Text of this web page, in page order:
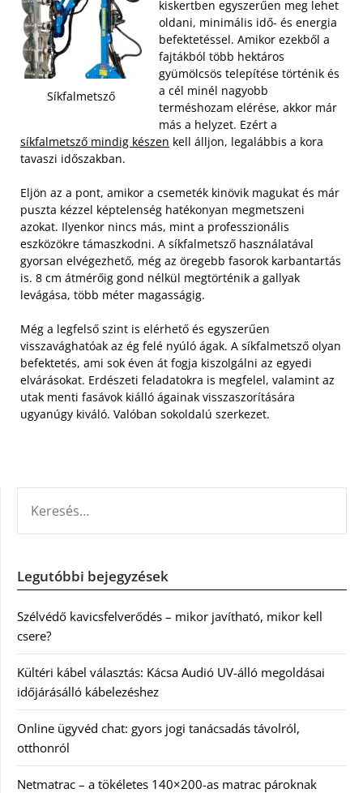
Síkfalmetsző
kiskertben egyszerűen meg lehet
oldani, minimális idő- és energia
befektetéssel. Amikor ezekből a
fajtákból több hektáros
gyümölcsös telepítése történik és
a cél minél nagyobb
terméshozam elérése, akkor már
más a helyzet. Ezért a
síkfalmetsző mindig készen kell álljon, legalábbis a kora
tavaszi időszakban.
Eljön az a pont, amikor a csemeték kinövik magukat és már
puszta kézzel képtelenség hatékonyan megmetszeni
azokat. Ilyenkor nincs más, mint a professzionális
eszközökre támaszkodni. A síkfalmetsző használatával
gyorsan elvégezhető, még az öregebb fasorok karbantartás
is. 8 cm átmérőig gond nélkül megtörténik a gallyak
levágása, több méter magasságig.
Még a legfelső szint is elérhető és egyszerűen
visszavághatóak az ég felé nyúló ágak. A síkfalmetsző olyan
befektetés, ami sok éven át fogja kiszolgálni az egyedi
elvárásokat. Erdészeti feladatokra is megfelel, valamint az
utak menti fasávok kiálló ágainak visszaszorítására
ugyanúgy kiváló. Valóban sokoldalú szerkezet.
Legutóbbi bejegyzések
Szélvédő kavicsfelverődés – mikor javítható, mikor kell
csere?
Kültéri kábel választás: Kácsa Audió UV-álló megoldásai
időjárásálló kábelezéshez
Online ügyvéd chat: gyors jogi tanácsadás távolról,
otthonról
Netmatrac – a tökéletes 140×200-as matrac pároknak